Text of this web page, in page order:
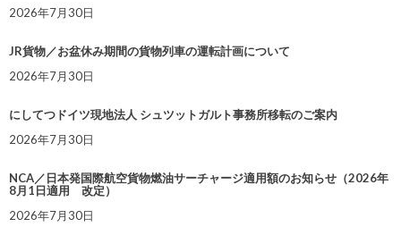
2026年7月30日
JR貨物／お盆休み期間の貨物列車の運転計画について
2026年7月30日
にしてつドイツ現地法人 シュツットガルト事務所移転のご案内
2026年7月30日
NCA／日本発国際航空貨物燃油サーチャージ適用額のお知らせ（2026年
8月1日適用 改定）
2026年7月30日